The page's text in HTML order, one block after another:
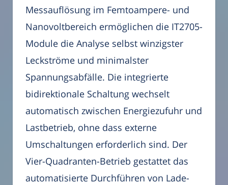
Messauflösung im Femtoampere- und
Nanovoltbereich ermöglichen die IT2705-
Module die Analyse selbst winzigster
Leckströme und minimalster
Spannungsabfälle. Die integrierte
bidirektionale Schaltung wechselt
automatisch zwischen Energiezufuhr und
Lastbetrieb, ohne dass externe
Umschaltungen erforderlich sind. Der
Vier-Quadranten-Betrieb gestattet das
automatisierte Durchführen von Lade-